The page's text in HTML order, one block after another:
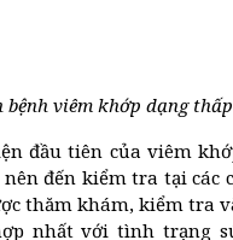
bệnh viêm khớp dạng thấp
đầu tiên của viêm
đến kiểm tra tại các
thăm khám, kiểm tra
nhất với tình trạng